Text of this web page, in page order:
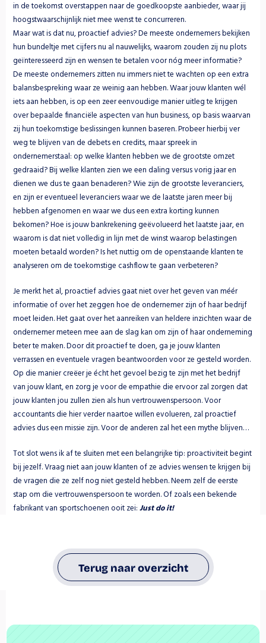
in de toekomst overstappen naar de goedkoopste aanbieder, waar jij
hoogstwaarschijnlijk niet mee wenst te concurreren.
Maar wat is dat nu, proactief advies? De meeste ondernemers bekijken
hun bundeltje met cijfers nu al nauwelijks, waarom zouden zij nu plots
geïnteresseerd zijn en wensen te betalen voor nóg meer informatie?
De meeste ondernemers zitten nu immers niet te wachten op een extra
balansbespreking waar ze weinig aan hebben. Waar jouw klanten wél
iets aan hebben, is op een zeer eenvoudige manier uitleg te krijgen
over bepaalde financiële aspecten van hun business, op basis waarvan
zij hun toekomstige beslissingen kunnen baseren. Probeer hierbij ver
weg te blijven van de debets en credits, maar spreek in
ondernemerstaal: op welke klanten hebben we de grootste omzet
gedraaid? Bij welke klanten zien we een daling versus vorig jaar en
dienen we dus te gaan benaderen? Wie zijn de grootste leveranciers,
en zijn er eventueel leveranciers waar we de laatste jaren meer bij
hebben afgenomen en waar we dus een extra korting kunnen
bekomen? Hoe is jouw bankrekening geëvolueerd het laatste jaar, en
waarom is dat niet volledig in lijn met de winst waarop belastingen
moeten betaald worden? Is het nuttig om de openstaande klanten te
analyseren om de toekomstige cashflow te gaan verbeteren?
Je merkt het al, proactief advies gaat niet over het geven van méér
informatie of over het zeggen hoe de ondernemer zijn of haar bedrijf
moet leiden. Het gaat over het aanreiken van heldere inzichten waar de
ondernemer meteen mee aan de slag kan om zijn of haar onderneming
beter te maken. Door dit proactief te doen, ga je jouw klanten
verrassen en eventuele vragen beantwoorden voor ze gesteld worden.
Op die manier creëer je écht het gevoel bezig te zijn met het bedrijf
van jouw klant, en zorg je voor de empathie die ervoor zal zorgen dat
jouw klanten jou zullen zien als hun vertrouwenspersoon. Voor
accountants die hier verder naartoe willen evolueren, zal proactief
advies dus een missie zijn. Voor de anderen zal het een mythe blijven…
Tot slot wens ik af te sluiten met een belangrijke tip: proactiviteit begint
bij jezelf. Vraag niet aan jouw klanten of ze advies wensen te krijgen bij
de vragen die ze zelf nog niet gesteld hebben. Neem zelf de eerste
stap om die vertrouwenspersoon te worden. Of zoals een bekende
fabrikant van sportschoenen ooit zei: Just do it!
Terug naar overzicht